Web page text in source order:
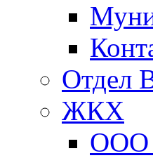
Отдел
ЖКХ
ООО